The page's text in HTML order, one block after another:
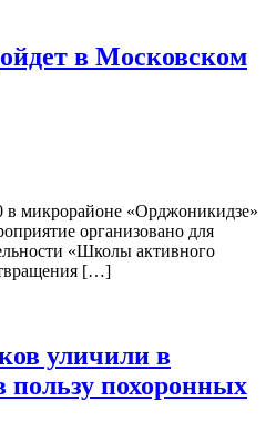
в Московском
в микрорайоне «Орджоникидзе»
организовано для
«Школы активного
[…]
уличили в
похоронных